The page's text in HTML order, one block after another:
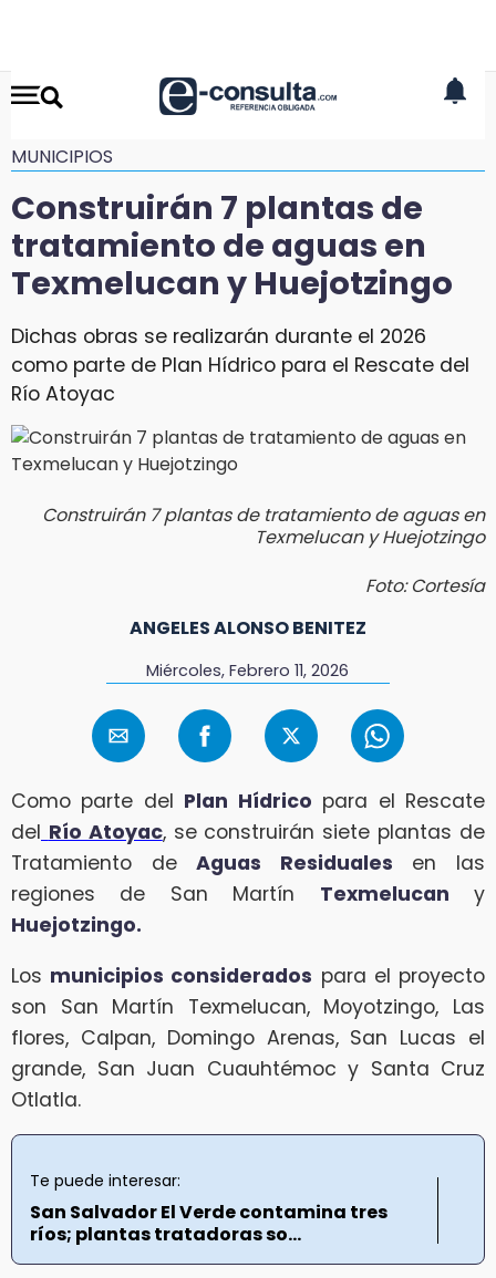
MUNICIPIOS
Construirán 7 plantas de
tratamiento de aguas en
Texmelucan y Huejotzingo
Dichas obras se realizarán durante el 2026
como parte de Plan Hídrico para el Rescate del
Río Atoyac
Construirán 7 plantas de tratamiento de aguas en
Texmelucan y Huejotzingo
Foto: Cortesía
ANGELES ALONSO BENITEZ
Miércoles, Febrero 11, 2026
Como parte del Plan Hídrico para el Rescate
del Río Atoyac, se construirán siete plantas de
Tratamiento deAguas Residuales en las
regiones de San Martín Texmelucan y
Huejotzingo.
Los municipios considerados para el proyecto
son San Martín Texmelucan, Moyotzingo, Las
flores, Calpan, Domingo Arenas, San Lucas el
grande, San Juan Cuauhtémoc y Santa Cruz
Otlatla.
Te puede interesar:
San Salvador El Verde contamina tres
ríos; plantas tratadoras so...